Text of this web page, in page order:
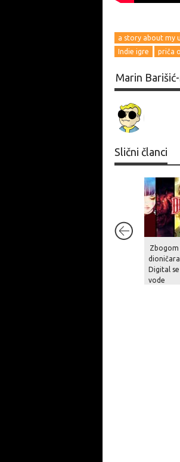
a story about my
Indie igre
priča
Marin
Slični članci
Zbogom
Digital
vode